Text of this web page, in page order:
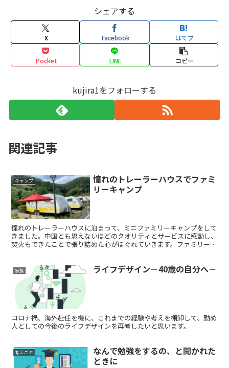
シェアする
X Facebook はてブ
Pocket LINE コピー
kujira1をフォローする
関連記事
キャンプ
憧れのトレーラーハウスでファミ
リーキャンプ
憧れのトレーラーハウスに泊まって、ミニファミリーキャンプをして
きました。中国とも思えないほどのクオリティとサービスに感動し、
焚火もできたことで張り詰めた心がほぐれていきます。ファミリーキ
家族 ライフデザイン－40歳の自分へ－
コロナ禍、海外赴任を機に、これまでの経験や考えを棚卸して、勤め
人としての今後のライフデザインを再考したいと思います。
考えごと
なんで勉強をするの、と聞かれた
ときに